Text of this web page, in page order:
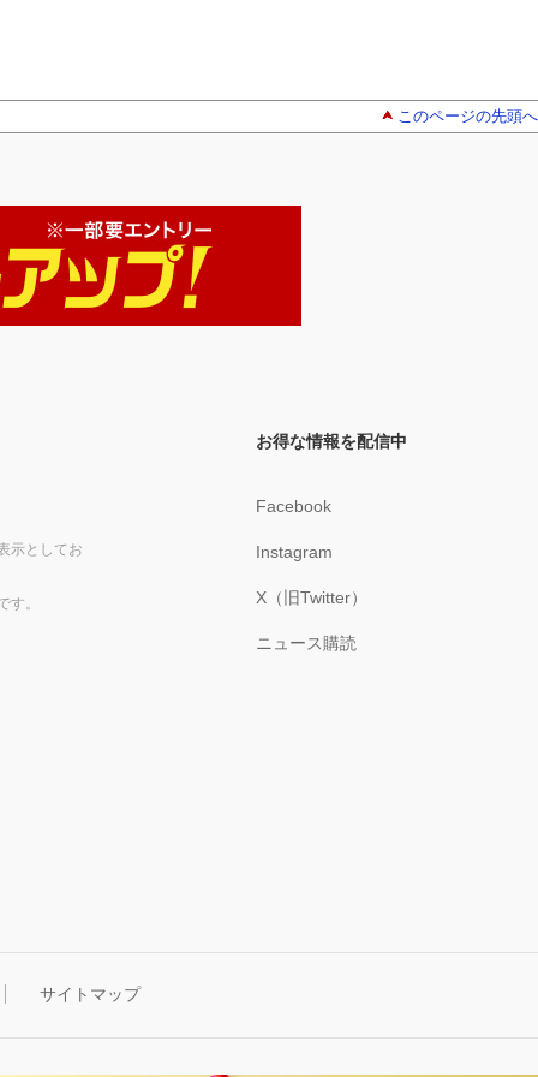
このページの先頭へ
示としてお
す。
お得な情報を配信中
Facebook
Instagram
X（旧Twitter）
ニュース購読
サイトマップ